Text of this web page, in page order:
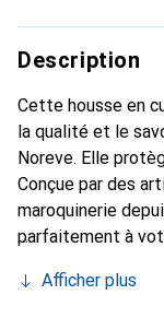
Description
Cette housse en
la qualité et le
Noreve. Elle
Conçue par des
maroquinerie
parfaitement à
devient
Afficher plus